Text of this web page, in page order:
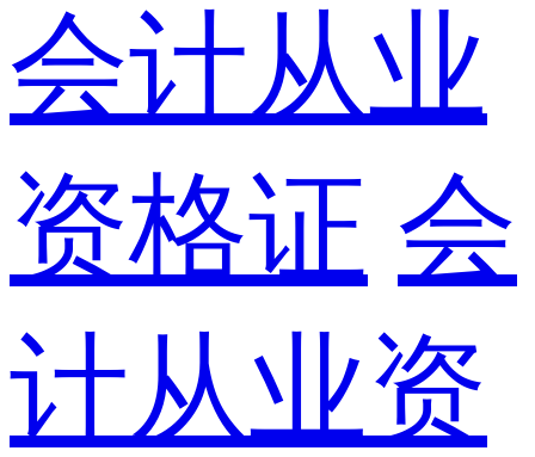
会计从业
资格证 会
计从业资